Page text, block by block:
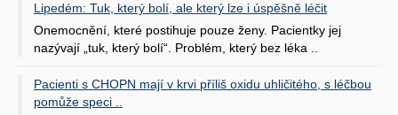
Lipedém: Tuk, který bolí, ale který lze i úspěšně léčit
Onemocnění, které postihuje pouze ženy. Pacientky jej
nazývají „tuk, který bolí“. Problém, který bez léka ..
Pacienti s CHOPN mají v krvi příliš oxidu uhličitého, s léčbou
pomůže speci ..